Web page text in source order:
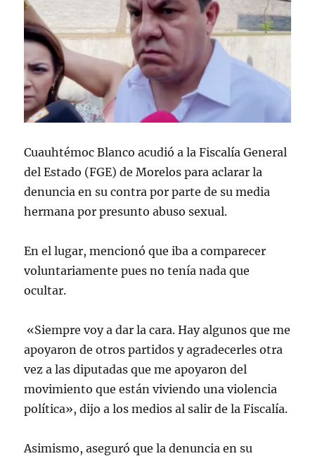
Cuauhtémoc Blanco acudió a la Fiscalía General
del Estado (FGE) de Morelos para aclarar la
denuncia en su contra por parte de su media
hermana por presunto abuso sexual.
En el lugar, mencionó que iba a comparecer
voluntariamente pues no tenía nada que
ocultar.
«Siempre voy a dar la cara. Hay algunos que me
apoyaron de otros partidos y agradecerles otra
vez a las diputadas que me apoyaron del
movimiento que están viviendo una violencia
política», dijo a los medios al salir de la Fiscalía.
Asimismo, aseguró que la denuncia en su